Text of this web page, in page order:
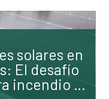
solares en
El desafío
incendio …